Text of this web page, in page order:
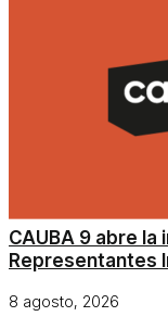
CAUBA 9 abre
Representantes
8 agosto, 2026